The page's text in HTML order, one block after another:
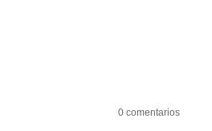
0 comentarios